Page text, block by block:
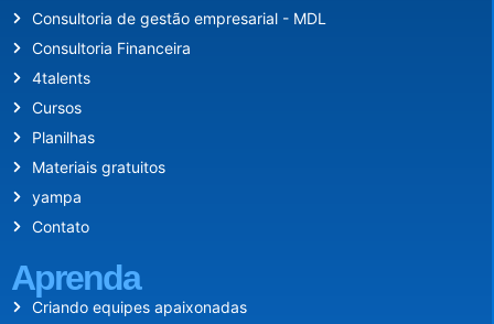
Consultoria de gestão empresarial - MDL
Consultoria Financeira
4talents
Cursos
Planilhas
Materiais gratuitos
yampa
Contato
Aprenda
Criando equipes apaixonadas